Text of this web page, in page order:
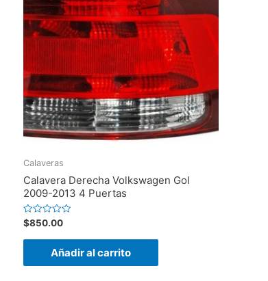
Calaveras
Calavera Derecha Volkswagen Gol
2009-2013 4 Puertas
Valorado
en
0
$850.00
Añadir al carrito